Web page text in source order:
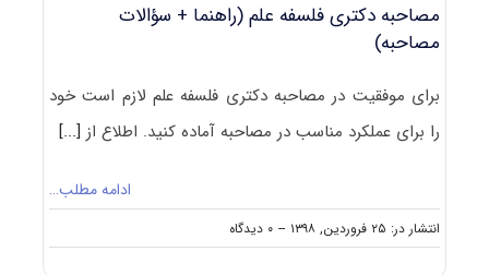
مصاحبه دکتری فلسفه علم (راهنما + سؤالات
مصاحبه)
برای موفقیت در مصاحبه دکتری فلسفه علم لازم است خود
را برای عملکرد مناسب در مصاحبه آماده کنید. اطلاع از[...]
ادامه مطلب…
انتشار در: ۲۵ فروردین, ۱۳۹۸ -- ۰ دیدگاه
on
مصاحبه